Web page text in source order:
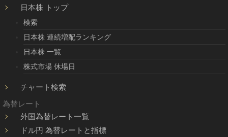
日本株 トップ
検索
日本株 連続増配ランキング
日本株 一覧
株式市場 休場日
チャート検索
為替レート
外国為替レート一覧
ドル円 為替レートと指標